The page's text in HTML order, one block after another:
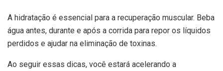
A hidratação é essencial para a recuperação muscular. Beba
água antes, durante e após a corrida para repor os líquidos
perdidos e ajudar na eliminação de toxinas.
Ao seguir essas dicas, você estará acelerando a